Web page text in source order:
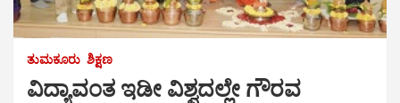
ತುಮಕೂರು ಶಿಕ್ಷಣ
ವಿದ್ಯಾವಂತ ಇಡೀ ವಿಶ್ವದಲ್ಲೇ ಗೌರವ